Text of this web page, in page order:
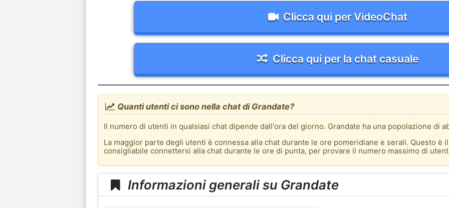
Clicca qui per VideoChat
Clicca qui per la chat casuale
Quanti utenti ci sono nella chat di Grandate?
Il numero di utenti in qualsiasi chat dipende dall'ora del giorno. Grandate ha una popolazione di
La maggior parte degli utenti è connessa alla chat durante le ore pomeridiane e serali. Questo è
consigliabile connettersi alla chat durante le ore di punta, per provare il numero massimo di
Informazioni generali su Grandate